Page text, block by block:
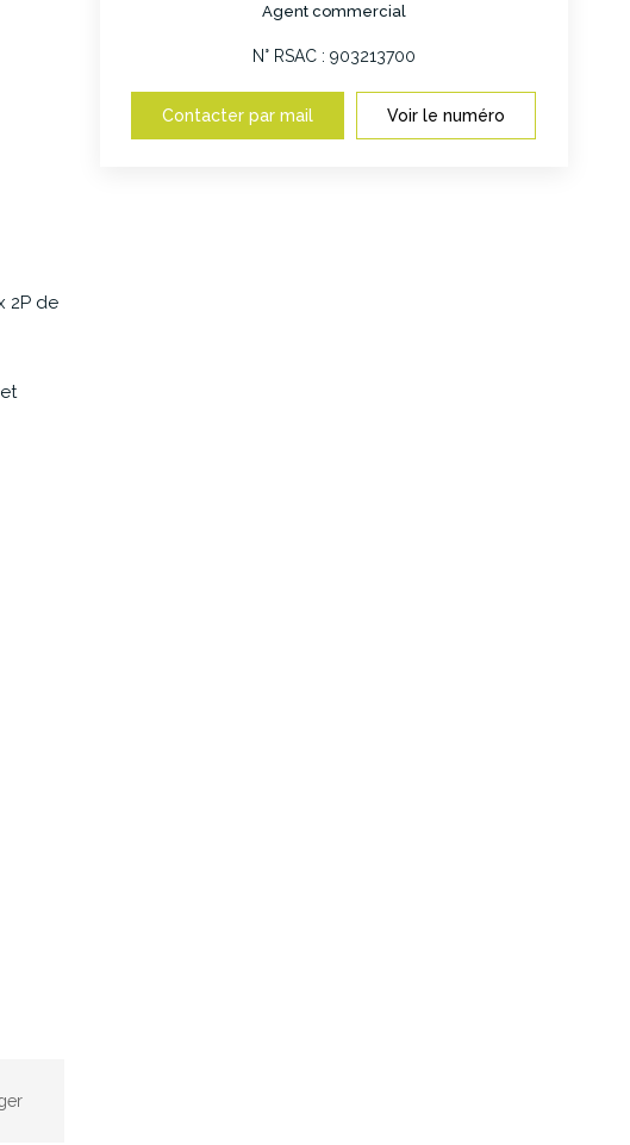
2P de
Agent commercial
N° RSAC : 903213700
Contacter par mail Voir le numéro